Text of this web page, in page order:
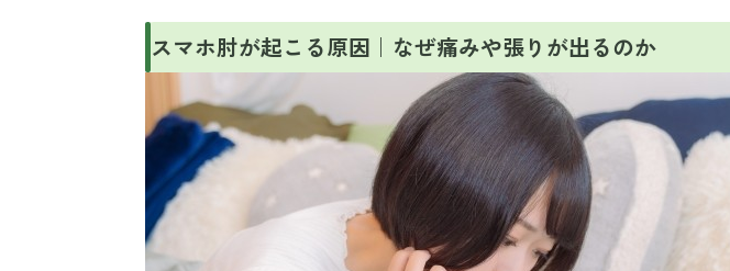
スマホ肘が起こる原因｜なぜ痛みや張りが出るのか